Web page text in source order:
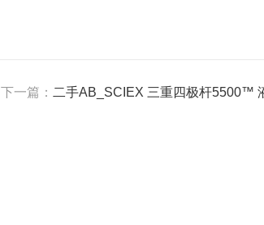
下一篇： 二手AB_SCIEX 三重四极杆5500™